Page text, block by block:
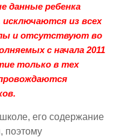
данные ребенка
из всех
и отсутствуют во
с начала 2011
только в тех
его содержание
поэтому